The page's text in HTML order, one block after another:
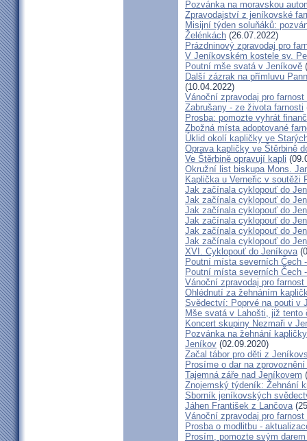
Pozvánka na moravskou
Zpravodajství z jeníkovské
Misijní týden soluňáků:
Želénkách (26.07.2022)
Prázdninový zpravodaj pro
V Jeníkovském kostele sv.
Poutní mše svatá v Jeníkově
Další zázrak na přímluvu
(10.04.2022)
Vánoční zpravodaj pro
Zabrušany - ze života farnosti
Prosba: pomozte vyhrát
Zbožná místa adoptované
Úklid okolí kapličky ve
Oprava kapličky ve Štěrbině
Ve Štěrbině opravují kapli
Okružní list biskupa Mons.
Kaplička u Verneřic v soutěži
Jak začínala cyklopouť do
Jak začínala cyklopouť do
Jak začínala cyklopouť do
Jak začínala cyklopouť do
Jak začínala cyklopouť do
Jak začínala cyklopouť do
XVI. Cyklopouť do Jeníkova
Poutní místa severních Čech
Poutní místa severních Čech
Vánoční zpravodaj pro
Ohlédnutí za žehnáním
Svědectví: Poprvé na pouti v
Mše svatá v Lahošti, již tento
Koncert skupiny Nezmaři v
Pozvánka na žehnání
Jeníkov (02.09.2020)
Začal tábor pro děti z
Prosíme o dar na
Tajemná záře nad Jeníkovem
Znojemský týdeník: Žehnání
Sborník jeníkovských
Jáhen František z Lančova
Vánoční zpravodaj pro
Prosba o modlitbu -
Prosím, pomozte svým